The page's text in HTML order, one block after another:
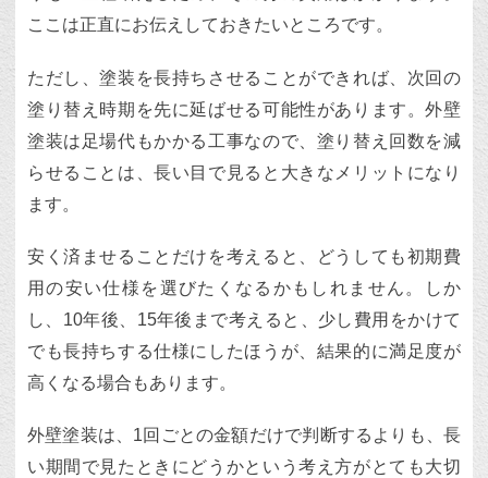
ここは正直にお伝えしておきたいところです。
ただし、塗装を長持ちさせることができれば、次回の
塗り替え時期を先に延ばせる可能性があります。外壁
塗装は足場代もかかる工事なので、塗り替え回数を減
らせることは、長い目で見ると大きなメリットになり
ます。
安く済ませることだけを考えると、どうしても初期費
用の安い仕様を選びたくなるかもしれません。しか
し、10年後、15年後まで考えると、少し費用をかけて
でも長持ちする仕様にしたほうが、結果的に満足度が
高くなる場合もあります。
外壁塗装は、1回ごとの金額だけで判断するよりも、長
い期間で見たときにどうかという考え方がとても大切